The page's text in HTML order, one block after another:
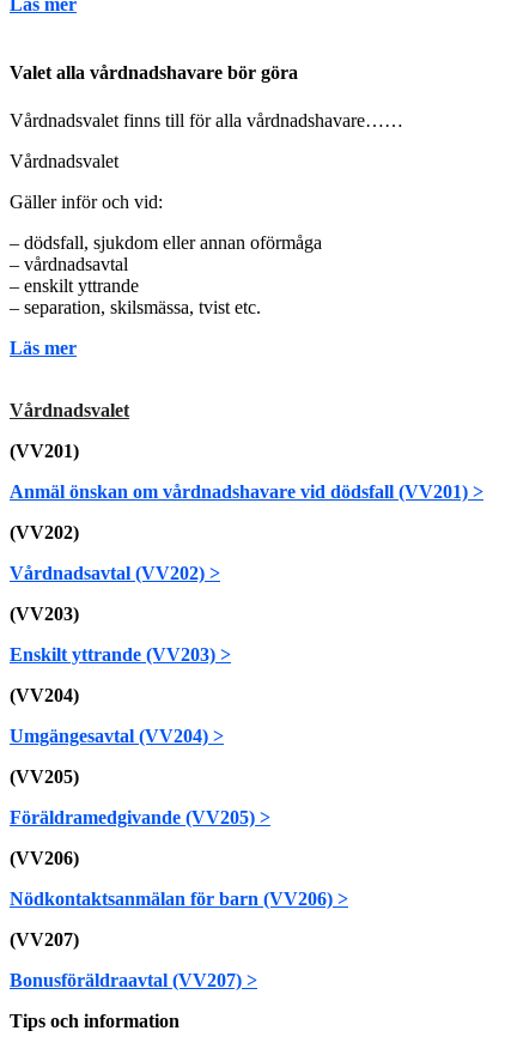
Läs mer
Valet alla vårdnadshavare bör göra
Vårdnadsvalet finns till för alla vårdnadshavare……
Vårdnadsvalet
Gäller inför och vid:
– dödsfall, sjukdom eller annan oförmåga
– vårdnadsavtal
– enskilt yttrande
– separation, skilsmässa, tvist etc.
Läs mer
Vårdnadsvalet
(VV201)
Anmäl önskan om vårdnadshavare vid dödsfall (VV201) >
(VV202)
Vårdnadsavtal (VV202) >
(VV203)
Enskilt yttrande (VV203) >
(VV204)
Umgängesavtal (VV204) >
(VV205)
Föräldramedgivande (VV205) >
(VV206)
Nödkontaktsanmälan för barn (VV206) >
(VV207)
Bonusföräldraavtal (VV207) >
Tips och information